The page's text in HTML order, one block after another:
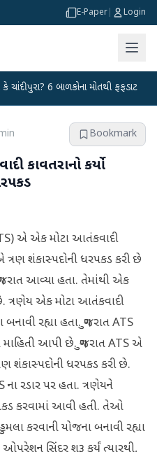
E-Paper Login
6 બાળકોના મોતથી ફફડાટ ●
Bookmark
કાવતરાનો કર્યો
એ એક મોટા આતંકવાદી
ત્રણ શંકાસ્પદોની ધરપકડ કરી છે
આવ્યા હતા. તેમાંથી એક
ત્રણેય એક મોટા આતંકવાદી
રહ્યા હતા. ગુજરાત ATS
આપી છે. ગુજરાત ATS એ
શંકાસ્પદોની ધરપકડ કરી છે.
રડાર પર હતા. ત્રણેયને
કરવામાં આવી હતી. તેઓ
કરવાની યોજના બનાવી રહ્યા